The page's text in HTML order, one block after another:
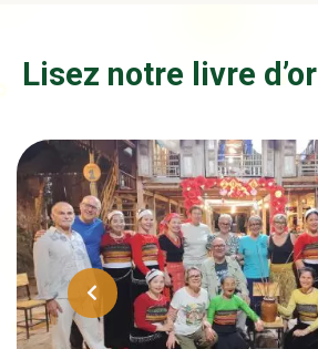
Lisez notre livre d’or